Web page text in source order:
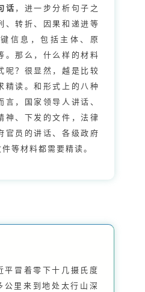
话 ，进一步分析句子之
、转折、因果和递进等
信息，包括主体、原
。那么，什么样的材料
呢？很显然，越是比较
精读。和形式上的八种
言，国家领导人讲话、
神、下发的文件，法律
官员的讲话、各级政府
等材料都需要精读。
平冒着零下十几摄氏度
公里来到地处太行山深